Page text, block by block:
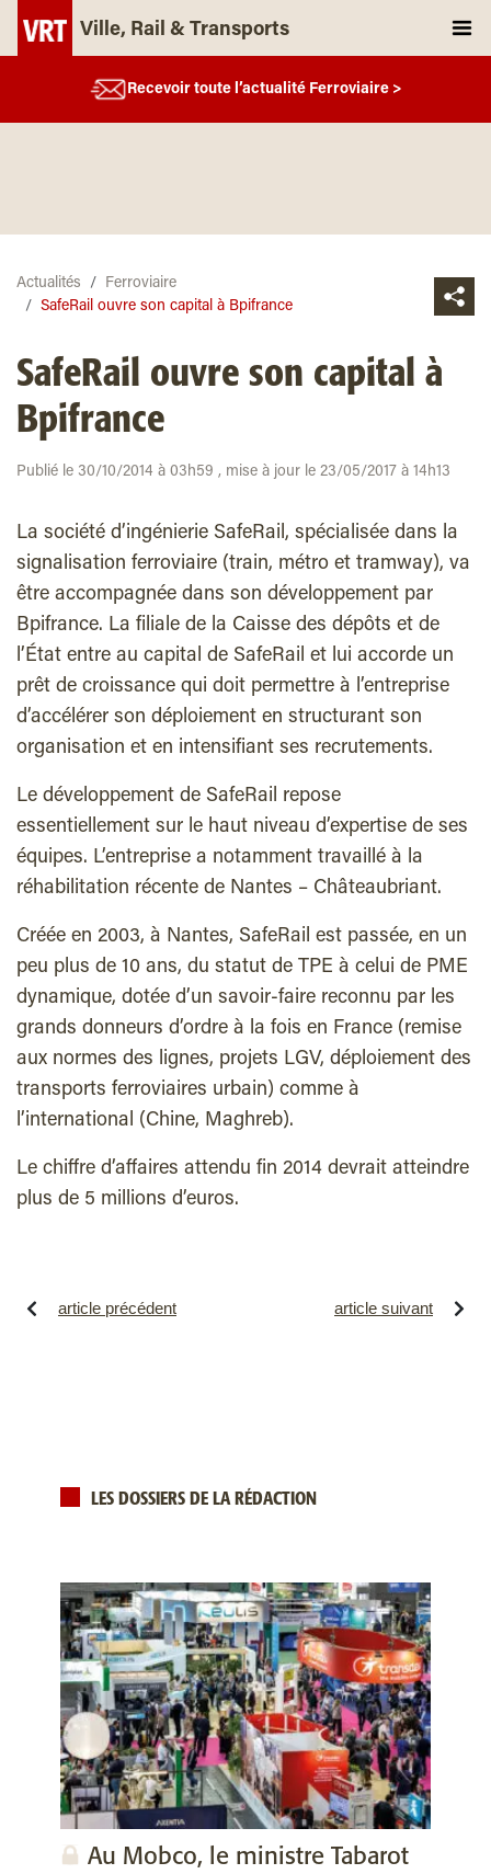
Ville, Rail & Transports
Recevoir toute l’actualité Ferroviaire >
Actualités
Ferroviaire
SafeRail ouvre son capital à Bpifrance
SafeRail ouvre son capital à
Bpifrance
Publié le 30/10/2014 à 03h59 , mise à jour le 23/05/2017 à 14h13
La société d’ingénierie SafeRail, spécialisée dans la
signalisation ferroviaire (train, métro et tramway), va
être accompagnée dans son développement par
Bpifrance. La filiale de la Caisse des dépôts et de
l’État entre au capital de SafeRail et lui accorde un
prêt de croissance qui doit permettre à l’entreprise
d’accélérer son déploiement en structurant son
organisation et en intensifiant ses recrutements.
Le développement de SafeRail repose
essentiellement sur le haut niveau d’expertise de ses
équipes. L’entreprise a notamment travaillé à la
réhabilitation récente de Nantes – Châteaubriant.
Créée en 2003, à Nantes, SafeRail est passée, en un
peu plus de 10 ans, du statut de TPE à celui de PME
dynamique, dotée d’un savoir-faire reconnu par les
grands donneurs d’ordre à la fois en France (remise
aux normes des lignes, projets LGV, déploiement des
transports ferroviaires urbain) comme à
l’international (Chine, Maghreb).
Le chiffre d’affaires attendu fin 2014 devrait atteindre
plus de 5 millions d’euros.
article précédent article suivant
LES DOSSIERS DE LA RÉDACTION
Au Mobco, le ministre Tabarot